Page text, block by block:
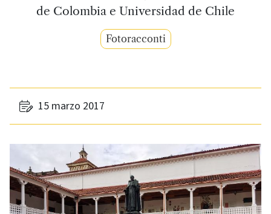
de Colombia e Universidad de Chile
Fotoracconti
15 marzo 2017